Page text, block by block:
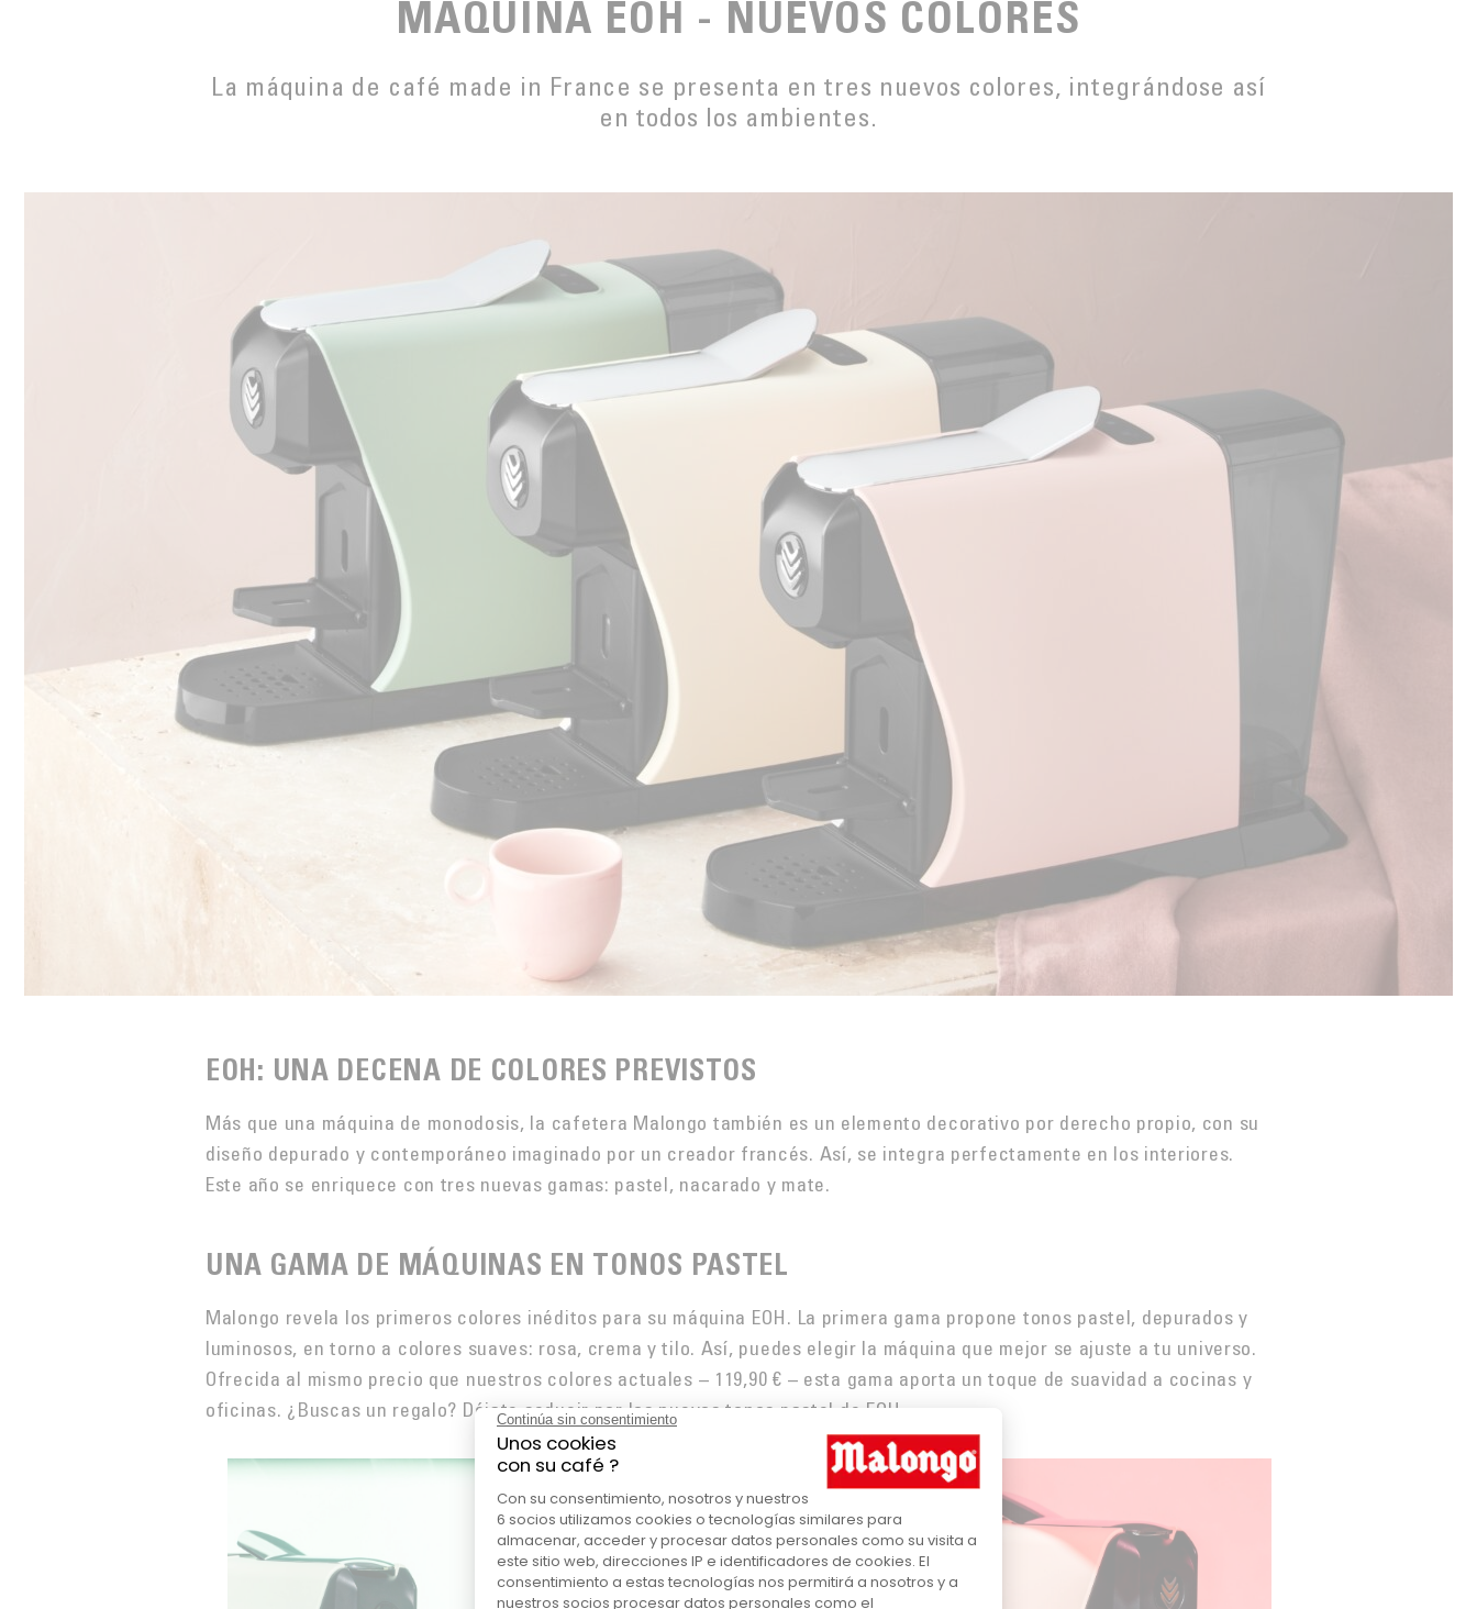
MÁQUINA EOH - NUEVOS COLORES
La máquina de café made in France se presenta en tres nuevos colores, integrándose así
en todos los ambientes.
EOH: UNA DECENA DE COLORES PREVISTOS
Más que una máquina de monodosis, la cafetera Malongo también es un elemento decorativo por derecho propio, con su
diseño depurado y contemporáneo imaginado por un creador francés. Así, se integra perfectamente en los interiores.
Este año se enriquece con tres nuevas gamas: pastel, nacarado y mate.
UNA GAMA DE MÁQUINAS EN TONOS PASTEL
Malongo revela los primeros colores inéditos para su máquina EOH. La primera gama propone tonos pastel, depurados y
luminosos, en torno a colores suaves: rosa, crema y tilo. Así, puedes elegir la máquina que mejor se ajuste a tu universo.
Ofrecida al mismo precio que nuestros colores actuales – 119,90 € – esta gama aporta un toque de suavidad a cocinas y
oficinas. ¿Buscas un regalo? Déjate seducir por los nuevos tonos pastel de EOH.